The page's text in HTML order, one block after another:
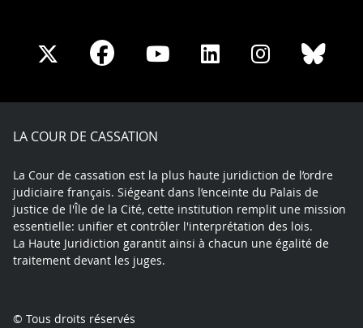
Share
X
Share
Facebook
Share
Youtube
Share
LinkedIn
Share
Instagram
LA COUR DE CASSATION
La Cour de cassation est la plus haute juridiction de l’ordre
judiciaire français. Siégeant dans l’enceinte du Palais de
justice de l'Île de la Cité, cette institution remplit une mission
essentielle: unifier et contrôler l'interprétation des lois.
La Haute Juridiction garantit ainsi à chacun une égalité de
traitement devant les juges.
© Tous droits réservés